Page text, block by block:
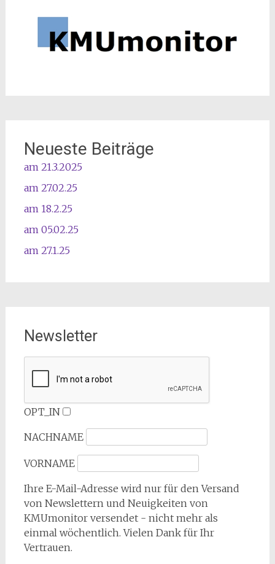
Neueste Beiträge
am 21.3.2025
am 27.02.25
am 18.2.25
am 05.02.25
am 27.1.25
Newsletter
OPT_IN
NACHNAME
VORNAME
Ihre E-Mail-Adresse wird nur für den Versand
von Newslettern und Neuigkeiten von
KMUmonitor versendet - nicht mehr als
einmal wöchentlich. Vielen Dank für Ihr
Vertrauen.